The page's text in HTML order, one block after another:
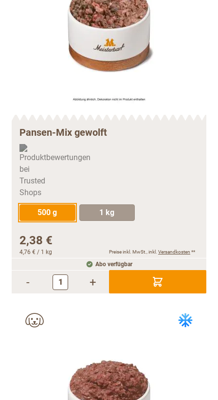
Pansen-Mix gewolft
500 g 1 kg
2,38 €
4,76 € / 1 kg Preise inkl. MwSt., inkl. Versandkosten **
Abo verfügbar
- +